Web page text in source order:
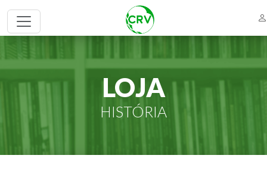
LOJA
HISTÓRIA